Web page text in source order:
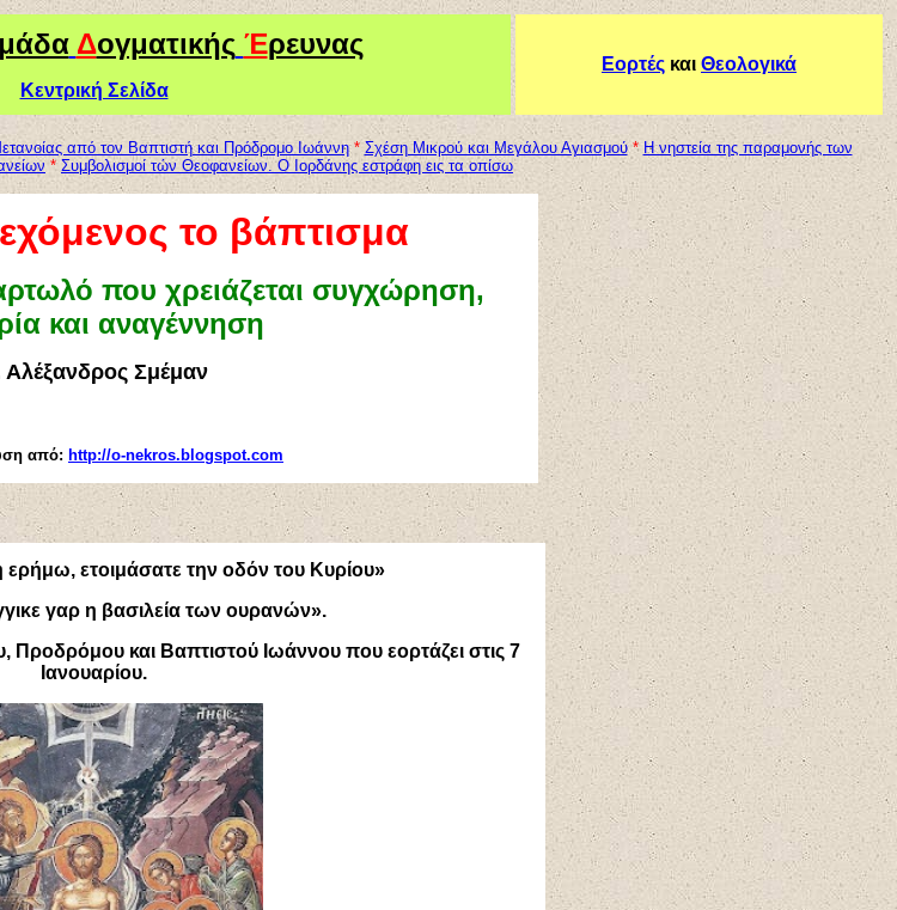
μάδα Δογματικής Έρευνας
Κεντρική Σελίδα
Εορτές και Θεολογικά
από τον Βαπτιστή και Πρόδρομο Ιωάννη * Σχέση Μικρού και Μεγάλου Αγιασμού * H νηστεία της παραμονής των
* Συμβολισμοί τών Θεοφανείων. Ο Ιορδάνης εστράφη εις τα οπίσω
το βάπτισμα
που χρειάζεται συγχώρηση,
και αναγέννηση
Σμέμαν
από: http://o-nekros.blogspot.com
ετοιμάσατε την οδόν του Κυρίου»
γαρ η βασιλεία των ουρανών».
Προδρόμου και Βαπτιστού Ιωάννου που εορτάζει στις 7
Ιανουαρίου.